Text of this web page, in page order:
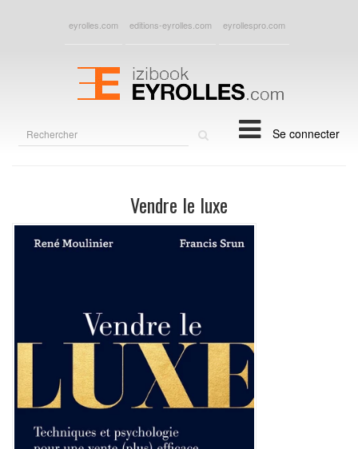
eyrolles.com editions-eyrolles.com eyrollespro.com
Se connecter
Vendre le luxe